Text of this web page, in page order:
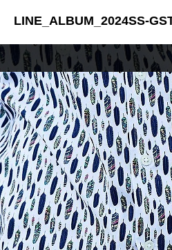
LINE_ALBUM_2024SS-